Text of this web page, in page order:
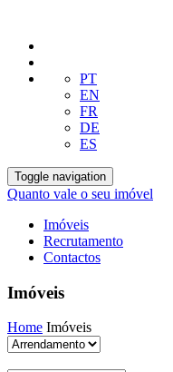
PT
EN
FR
DE
ES
Toggle navigation
Quanto vale o seu imóvel
Imóveis
Recrutamento
Contactos
Imóveis
Home Imóveis